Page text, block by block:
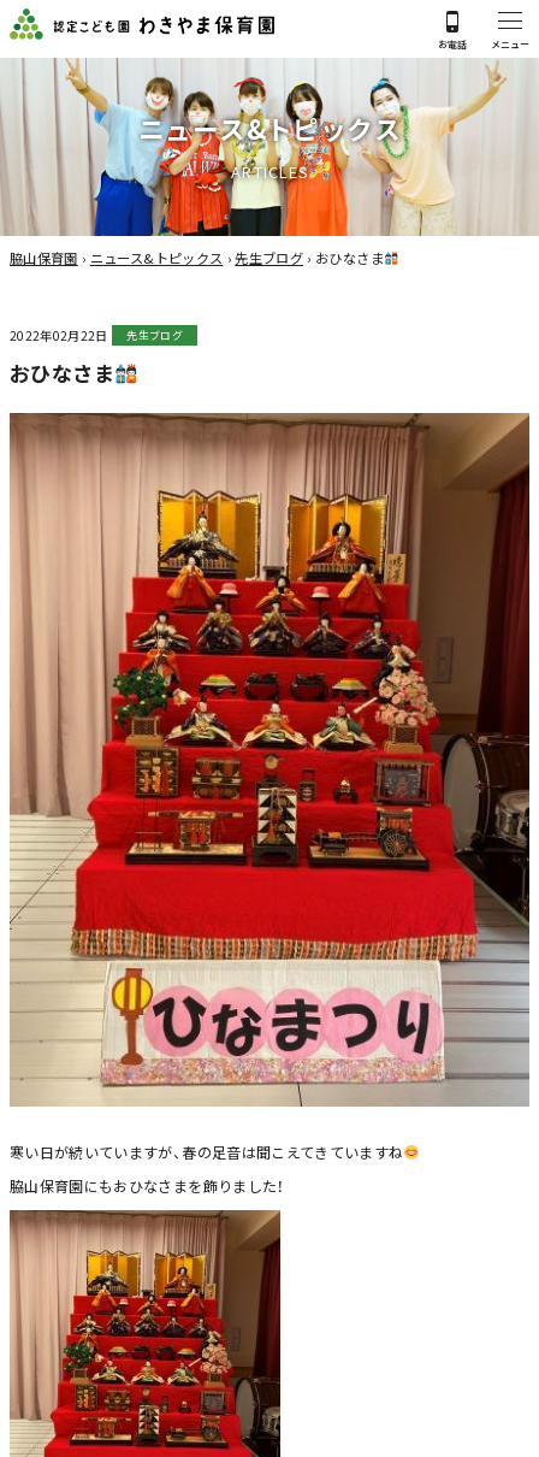
ニュース&トピックス
ARTICLES
脇山保育園 › ニュース&トピックス ›先生ブログ › おひなさま
2022年02月22日 先生ブログ
おひなさま
寒い日が続いていますが、春の足音は聞こえてきていますね
脇山保育園にもおひなさまを飾りました！